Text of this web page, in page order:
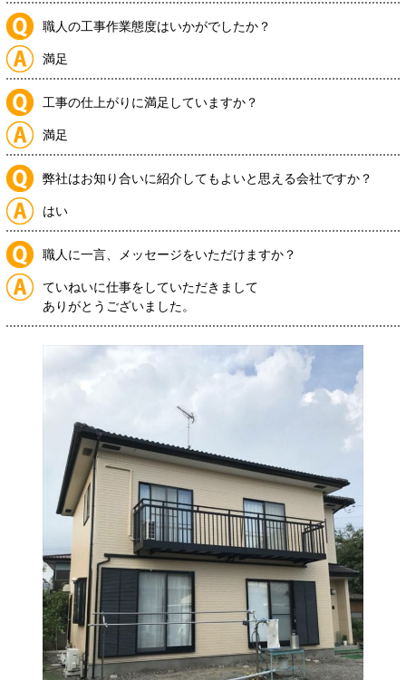
職人の工事作業態度はいかがでしたか？
満足
工事の仕上がりに満足していますか？
満足
弊社はお知り合いに紹介してもよいと思える会社ですか？
はい
職人に一言、メッセージをいただけますか？
ていねいに仕事をしていただきまして
ありがとうございました。